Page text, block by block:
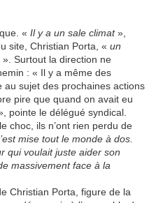
« Il y a un sale climat»,
site, Christian Porta, « un
». Surtout la direction ne
: « Il y a même des
au sujet des prochaines actions
pire que quand on avait eu
pointe le délégué syndical.
choc, ils n’ont rien perdu de
mise tout le monde à dos.
qui voulait juste aider son
massivement face à la
Christian Porta, figure de la